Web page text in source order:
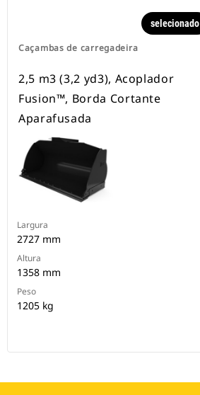
Caçambas de carregadeira
selecionado
2,5 m3 (3,2 yd3), Acoplador
Fusion™, Borda Cortante
Aparafusada
Largura
2727 mm
Altura
1358 mm
Peso
1205 kg